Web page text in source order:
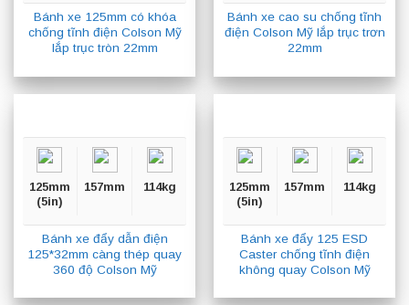
Bánh xe 125mm có khóa
chống tĩnh điện Colson Mỹ
lắp trục tròn 22mm
Bánh xe cao su chống tĩnh
điện Colson Mỹ lắp trục trơn
22mm
125mm
(5in)
157mm 114kg
Bánh xe đẩy dẫn điện
125*32mm càng thép quay
360 độ Colson Mỹ
125mm
(5in)
157mm 114kg
Bánh xe đẩy 125 ESD
Caster chống tĩnh điện
không quay Colson Mỹ